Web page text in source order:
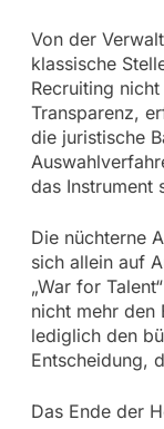
Von der
klassische
Recruiting
Transparenz,
die juristische
das Instrument
Die nüchterne
sich allein auf
„War for
nicht mehr den
lediglich den
Entscheidung,
Das Ende der